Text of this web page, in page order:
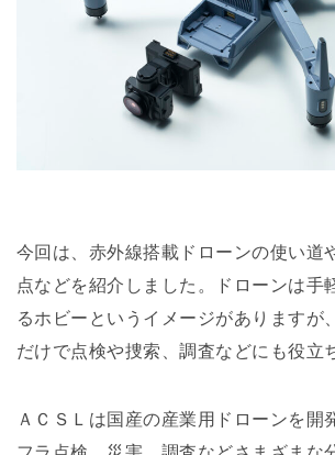
今回は、赤外線搭載ドローンの使い道
点などを紹介しました。ドローンは手
るホビーというイメージがありますが
だけで点検や捜索、調査などにも役立
ＡＣＳＬは国産の産業用ドローンを開